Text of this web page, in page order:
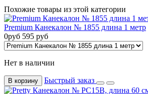
Похожие товары из этой категории
Premium Канекалон № 1855 длина 1 метр
0руб 595 руб
Нет в наличии
В корзину Быстрый заказ